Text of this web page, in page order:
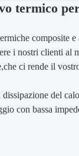
termico
composite
i nostri clienti
che ci rende il
del
con bassa